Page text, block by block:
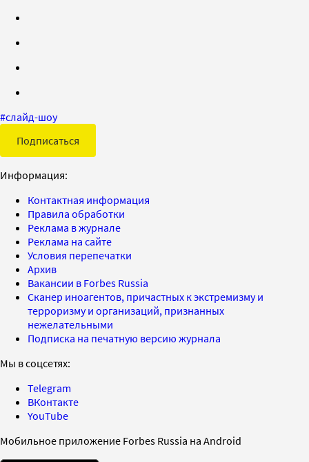
#слайд-шоу
Подписаться
Информация:
Контактная информация
Правила обработки
Реклама в журнале
Реклама на сайте
Условия перепечатки
Архив
Вакансии в Forbes Russia
Сканер иноагентов, причастных к экстремизму и
терроризму и организаций, признанных
нежелательными
Подписка на печатную версию журнала
Мы в соцсетях:
Telegram
ВКонтакте
YouTube
Мобильное приложение Forbes Russia на Android